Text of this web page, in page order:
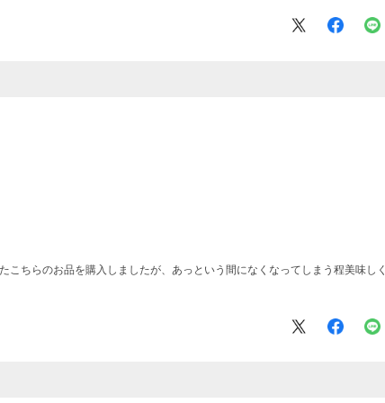
こちらのお品を購入しましたが、あっという間になくなってしまう程美味し